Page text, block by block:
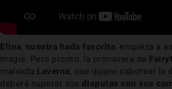
Elina, nuestra hada favorita, empieza a
magia. Pero pronto, la primavera de
malvada Laverna, que quiere sabotear la
deberá superar sus disputas con sus